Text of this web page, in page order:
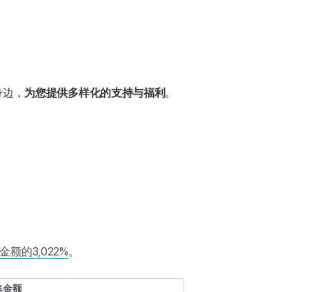
， 为您提供多样化的支持与福利。
额的3,022%。
金额